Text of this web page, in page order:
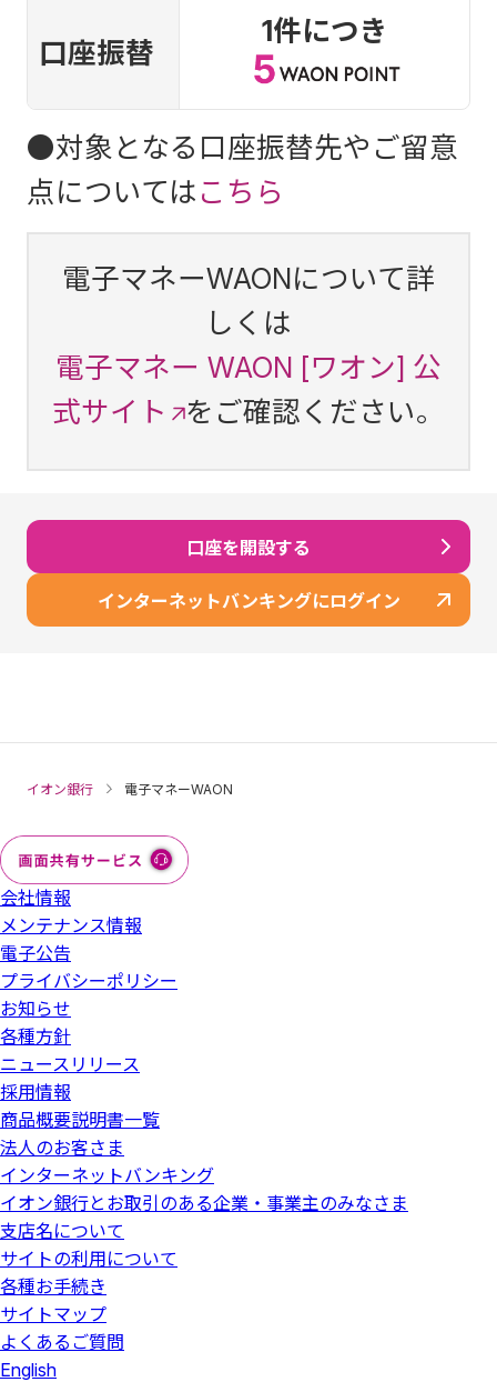
口座振替
1件につき
●対象となる口座振替先やご留意
点についてはこちら
電子マネーWAONについて詳
しくは
電子マネー WAON [ワオン] 公
式サイト
をご確認ください。
口座を開設する
インターネットバンキングにログイン
イオン銀行 電子マネーWAON
会社情報
メンテナンス情報
電子公告
プライバシーポリシー
お知らせ
各種方針
ニュースリリース
採用情報
商品概要説明書一覧
法人のお客さま
インターネットバンキング
イオン銀行とお取引のある企業・事業主のみなさま
支店名について
サイトの利用について
各種お手続き
サイトマップ
よくあるご質問
English